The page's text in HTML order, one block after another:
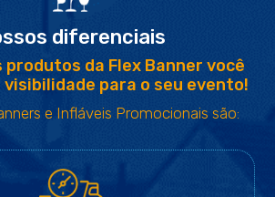
diferenciais
produtos da Flex Banner você
para o seu evento!
e Infláveis Promocionais são: